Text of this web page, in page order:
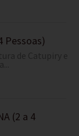
Pessoas)
(2 a 4